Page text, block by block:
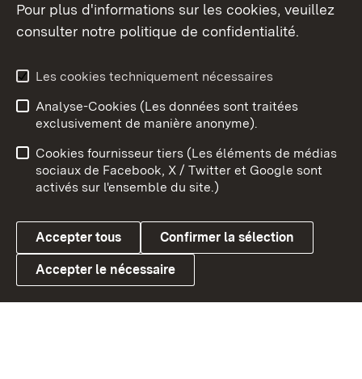
Aperçu des thèmes
Link zum Landesportal
Conseils d'utilisation
Confidentialité
Cookies
Pour plus d'informations sur les cookies, veuillez
consulter notre politique de confidentialité.
Les cookies techniquement nécessaires
Analyse-Cookies (Les données sont traitées
exclusivement de manière anonyme).
Cookies fournisseur tiers (Les éléments de médias
sociaux de Facebook, X / Twitter et Google sont
activés sur l'ensemble du site.)
Accepter tous Confirmer la sélection
Accepter le nécessaire